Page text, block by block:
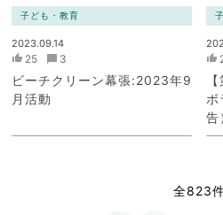
子ども・教育
2023.09.14
25 3
ビーチクリーン幕張:2023年9
月活動
ボ
告
全823